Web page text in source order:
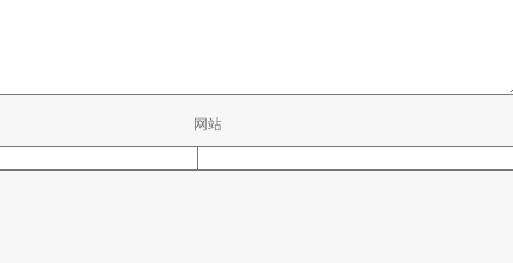
网站